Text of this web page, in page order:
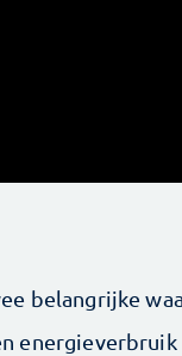
belangrijke
energieverbruik